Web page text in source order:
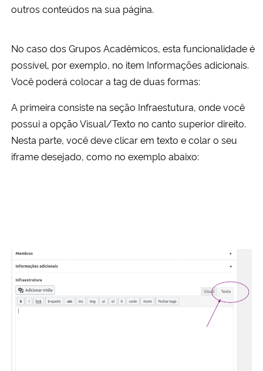
Ministério da Mulher, da Família e dos Direitos Humanos
Secretaria-Geral
Secretaria de Governo
Gabinete de Segurança Institucional
outros conteúdos na sua página.
No caso dos Grupos Acadêmicos, esta funcionalidade é
possível, por exemplo, no item Informações adicionais.
Você poderá colocar a tag de duas formas:
A primeira consiste na seção Infraestutura, onde você
possui a opção Visual/Texto no canto superior direito.
Nesta parte, você deve clicar em texto e colar o seu
iframe desejado, como no exemplo abaixo: